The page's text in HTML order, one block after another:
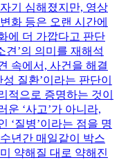
기 심해졌지만, 영상
화 등은 오랜 시간에
에 더 가깝다고 판단
견’의 의미를 재해석
속에서, 사건을 해결
질환’이라는 판단이
적으로 증명하는 것이
운 ‘사고’가 아니라,
‘질병’이라는 점을 명
년간 매일같이 박스
약해질 대로 약해진